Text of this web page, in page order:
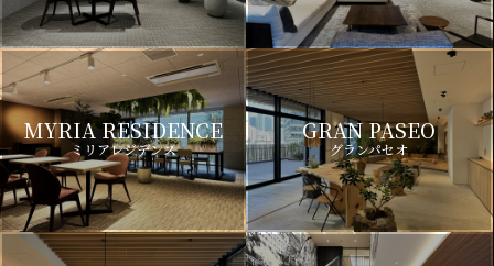
MYRIA RESIDENCE
ミリアレジデンス
GRAN PASEO
グランパセオ